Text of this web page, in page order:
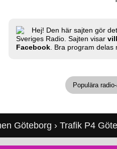
Hej! Den här sajten gör
Sveriges Radio. Sajten visar
Facebook . Bra program
Populära
Göteborg › Trafik P4